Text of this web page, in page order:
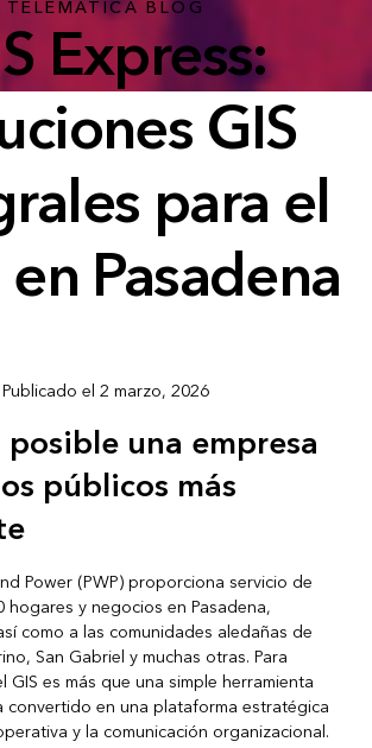
TELEMATICA BLOG
Express:
GIS
para el
Pasadena
Publicado el 2 marzo, 2026
una empresa
públicos más
Power (PWP) proporciona servicio de
hogares y negocios en Pasadena,
como a las comunidades aledañas de
San Gabriel y muchas otras. Para
GIS es más que una simple herramienta
convertido en una plataforma estratégica
y la comunicación organizacional.